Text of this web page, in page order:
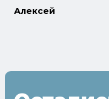
Алексей